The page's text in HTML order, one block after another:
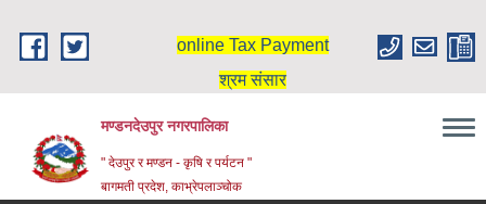
online Tax Payment
श्रम संसार
मण्डनदेउपुर नगरपालिका
" देउपुर र मण्डन - कृषि र पर्यटन "
बागमती प्रदेश, काभ्रेपलाञ्चोक